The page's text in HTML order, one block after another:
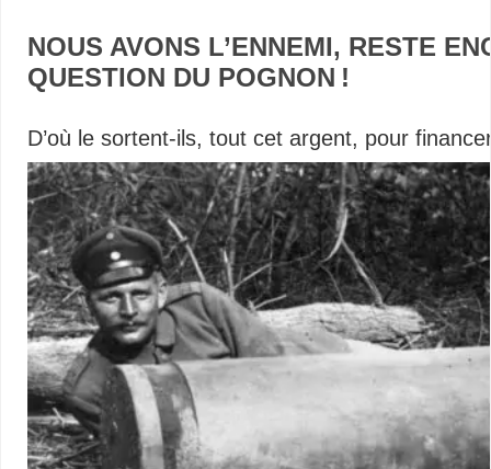
NOUS AVONS L’ENNEMI, RESTE
QUESTION DU POGNON !
D’où le sortent-ils, tout cet argent, pour